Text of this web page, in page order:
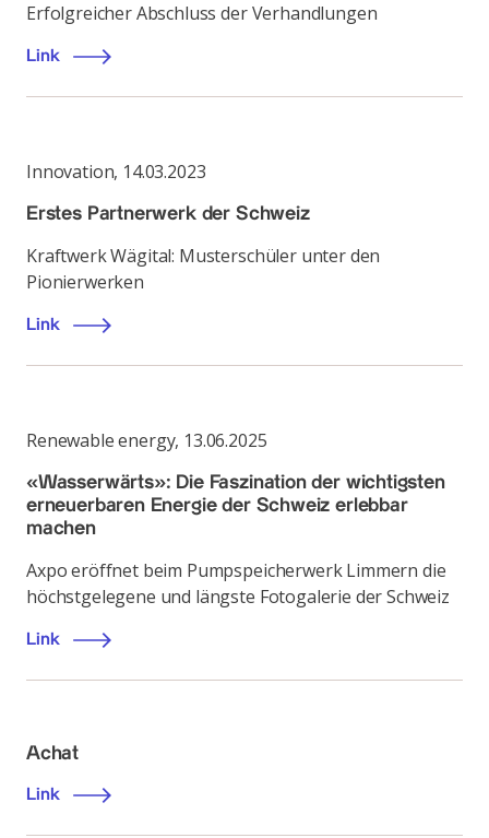
Erfolgreicher Abschluss der Verhandlungen
Link
Innovation, 14.03.2023
Erstes Partnerwerk der Schweiz
Kraftwerk Wägital: Musterschüler unter den
Pionierwerken
Link
Renewable energy, 13.06.2025
«Wasserwärts»: Die Faszination der wichtigsten
erneuerbaren Energie der Schweiz erlebbar
machen
Axpo eröffnet beim Pumpspeicherwerk Limmern die
höchstgelegene und längste Fotogalerie der Schweiz
Link
Achat
Link